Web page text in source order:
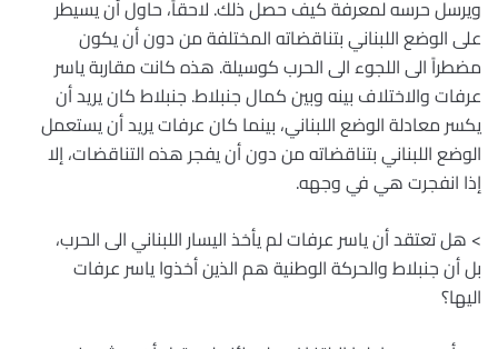
ويرسل حرسه لمعرفة كيف حصل ذلك. لاحقاً، حاول أن يسيطر
على الوضع اللبناني بتناقضاته المختلفة من دون أن يكون
مضطراً الى اللجوء الى الحرب كوسيلة. هذه كانت مقاربة ياسر
عرفات والاختلاف بينه وبين كمال جنبلاط. جنبلاط كان يريد أن
يكسر معادلة الوضع اللبناني، بينما كان عرفات يريد أن يستعمل
الوضع اللبناني بتناقضاته من دون أن يفجر هذه التناقضات، إلا
إذا انفجرت هي في وجهه.
> هل تعتقد أن ياسر عرفات لم يأخذ اليسار اللبناني الى الحرب،
بل أن جنبلاط والحركة الوطنية هم الذين أخذوا ياسر عرفات
اليها؟